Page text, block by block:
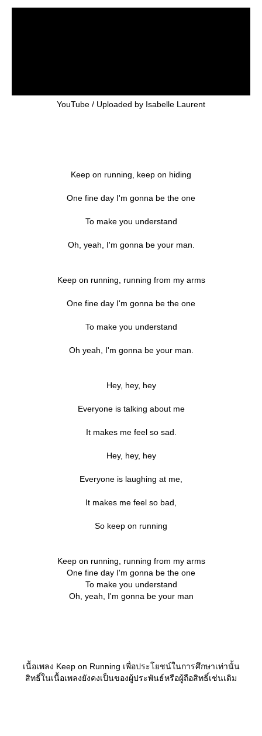
YouTube / Uploaded by Isabelle Laurent
Keep on running, keep on hiding
One fine day I'm gonna be the one
To make you understand
Oh, yeah, I'm gonna be your man.
Keep on running, running from my arms
One fine day I'm gonna be the one
To make you understand
Oh yeah, I'm gonna be your man.
Hey, hey, hey
Everyone is talking about me
It makes me feel so sad.
Hey, hey, hey
Everyone is laughing at me,
It makes me feel so bad,
So keep on running
Keep on running, running from my arms
One fine day I'm gonna be the one
To make you understand
Oh, yeah, I'm gonna be your man
เนื้อเพลง Keep on Running เพื่อประโยชน์ในการศึกษาเท่านั้น
สิทธิ์ในเนื้อเพลงยังคงเป็นของผู้ประพันธ์หรือผู้ถือสิทธิ์เช่นเดิม